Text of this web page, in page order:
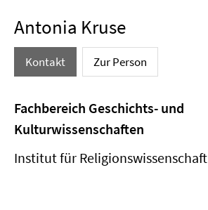
Antonia Kruse
Kontakt Zur Person
Fachbereich Geschichts- und
Kulturwissenschaften
Institut für Religionswissenschaft